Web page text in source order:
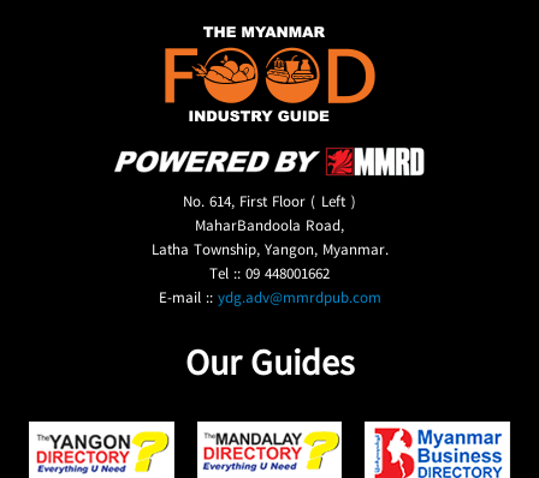
No. 614, First Floor ( Left )
MaharBandoola Road,
Latha Township, Yangon, Myanmar.
Tel :: 09 448001662
E-mail ::ydg.adv@mmrdpub.com
Our Guides